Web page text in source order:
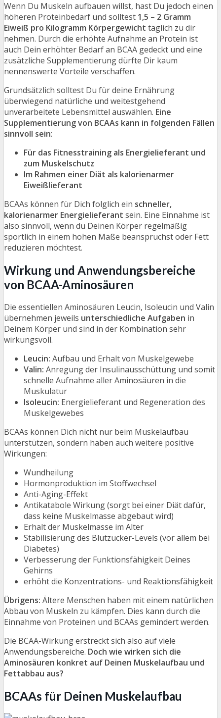
Wenn Du Muskeln aufbauen willst, hast Du jedoch einen
höheren Proteinbedarf und solltest 1,5 – 2 Gramm
Eiweiß pro Kilogramm Körpergewicht täglich zu dir
nehmen. Durch die erhöhte Aufnahme an Protein ist
auch Dein erhöhter Bedarf an BCAA gedeckt und eine
zusätzliche Supplementierung dürfte Dir kaum
nennenswerte Vorteile verschaffen.
Grundsätzlich solltest Du für deine Ernährung
überwiegend natürliche und weitestgehend
unverarbeitete Lebensmittel auswählen. Eine
Supplementierung von BCAAs kann in folgenden Fällen
sinnvoll sein:
Für das Fitnesstraining als Energielieferant und
zum Muskelschutz
Im Rahmen einer Diät als kalorienarmer
Eiweißlieferant
BCAAs können für Dich folglich ein schneller,
kalorienarmer Energielieferant sein. Eine Einnahme ist
also sinnvoll, wenn du Deinen Körper regelmäßig
sportlich in einem hohen Maße beanspruchst oder Fett
reduzieren möchtest.
Wirkung und Anwendungsbereiche
von BCAA-Aminosäuren
Die essentiellen Aminosäuren Leucin, Isoleucin und Valin
übernehmen jeweils unterschiedliche Aufgaben in
Deinem Körper und sind in der Kombination sehr
wirkungsvoll.
Leucin: Aufbau und Erhalt von Muskelgewebe
Valin: Anregung der Insulinausschüttung und somit
schnelle Aufnahme aller Aminosäuren in die
Muskulatur
Isoleucin: Energielieferant und Regeneration des
Muskelgewebes
BCAAs können Dich nicht nur beim Muskelaufbau
unterstützen, sondern haben auch weitere positive
Wirkungen:
Wundheilung
Hormonproduktion im Stoffwechsel
Anti-Aging-Effekt
Antikatabole Wirkung (sorgt bei einer Diät dafür,
dass keine Muskelmasse abgebaut wird)
Erhalt der Muskelmasse im Alter
Stabilisierung des Blutzucker-Levels (vor allem bei
Diabetes)
Verbesserung der Funktionsfähigkeit Deines
Gehirns
erhöht die Konzentrations- und Reaktionsfähigkeit
Übrigens: Ältere Menschen haben mit einem natürlichen
Abbau von Muskeln zu kämpfen. Dies kann durch die
Einnahme von Proteinen und BCAAs gemindert werden.
Die BCAA-Wirkung erstreckt sich also auf viele
Anwendungsbereiche. Doch wie wirken sich die
Aminosäuren konkret auf Deinen Muskelaufbau und
Fettabbau aus?
BCAAs für Deinen Muskelaufbau